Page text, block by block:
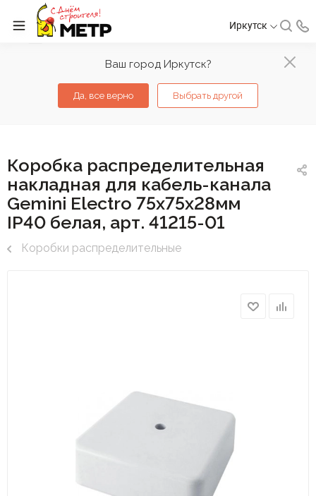
Ваш город Иркутск?
Да, все верно Выбрать другой
Иркутск
Коробка распределительная
накладная для кабель-канала
Gemini Electro 75х75х28мм
IP40 белая, арт. 41215-01
Коробки распределительные